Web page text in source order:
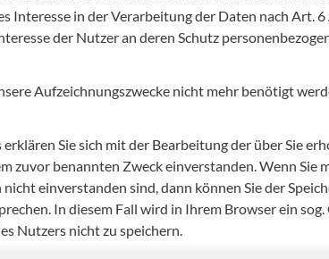
Interesse in der Verarbeitung der Daten nach Art.
der Nutzer an deren Schutz
Aufzeichnungszwecke nicht mehr benötigt
Sie sich mit der Bearbeitung der über Sie
zuvor benannten Zweck einverstanden. Wenn Sie
einverstanden sind, dann können Sie der
In diesem Fall wird in Ihrem Browser ein
Nutzers nicht zu speichern.